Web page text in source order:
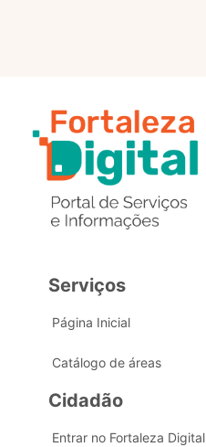
Serviços
Página Inicial
Catálogo de áreas
Cidadão
Entrar no Fortaleza Digital